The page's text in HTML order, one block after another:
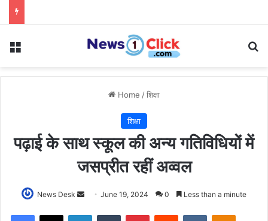
Menu
Home /शिक्षा
शिक्षा
पढ़ाई के साथ स्कूल की अन्य गतिविधियों में
जसप्रीत रहीं अव्वल
News Desk
SendJune 19, 2024 0 Less than a minute
Facebook
X LinkedInTumblr PinterestReddit VKontakte